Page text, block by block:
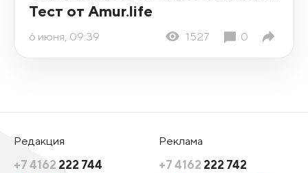
Тест от Amur.life
6 июня, 09:39 1527 0
Редакция
+7 4162 222 744
Реклама
+7 4162 222 742